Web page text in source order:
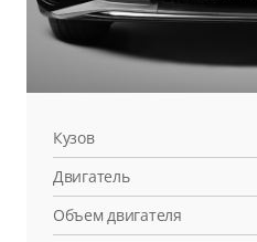
Кузов
Двигатель
Объем двигателя